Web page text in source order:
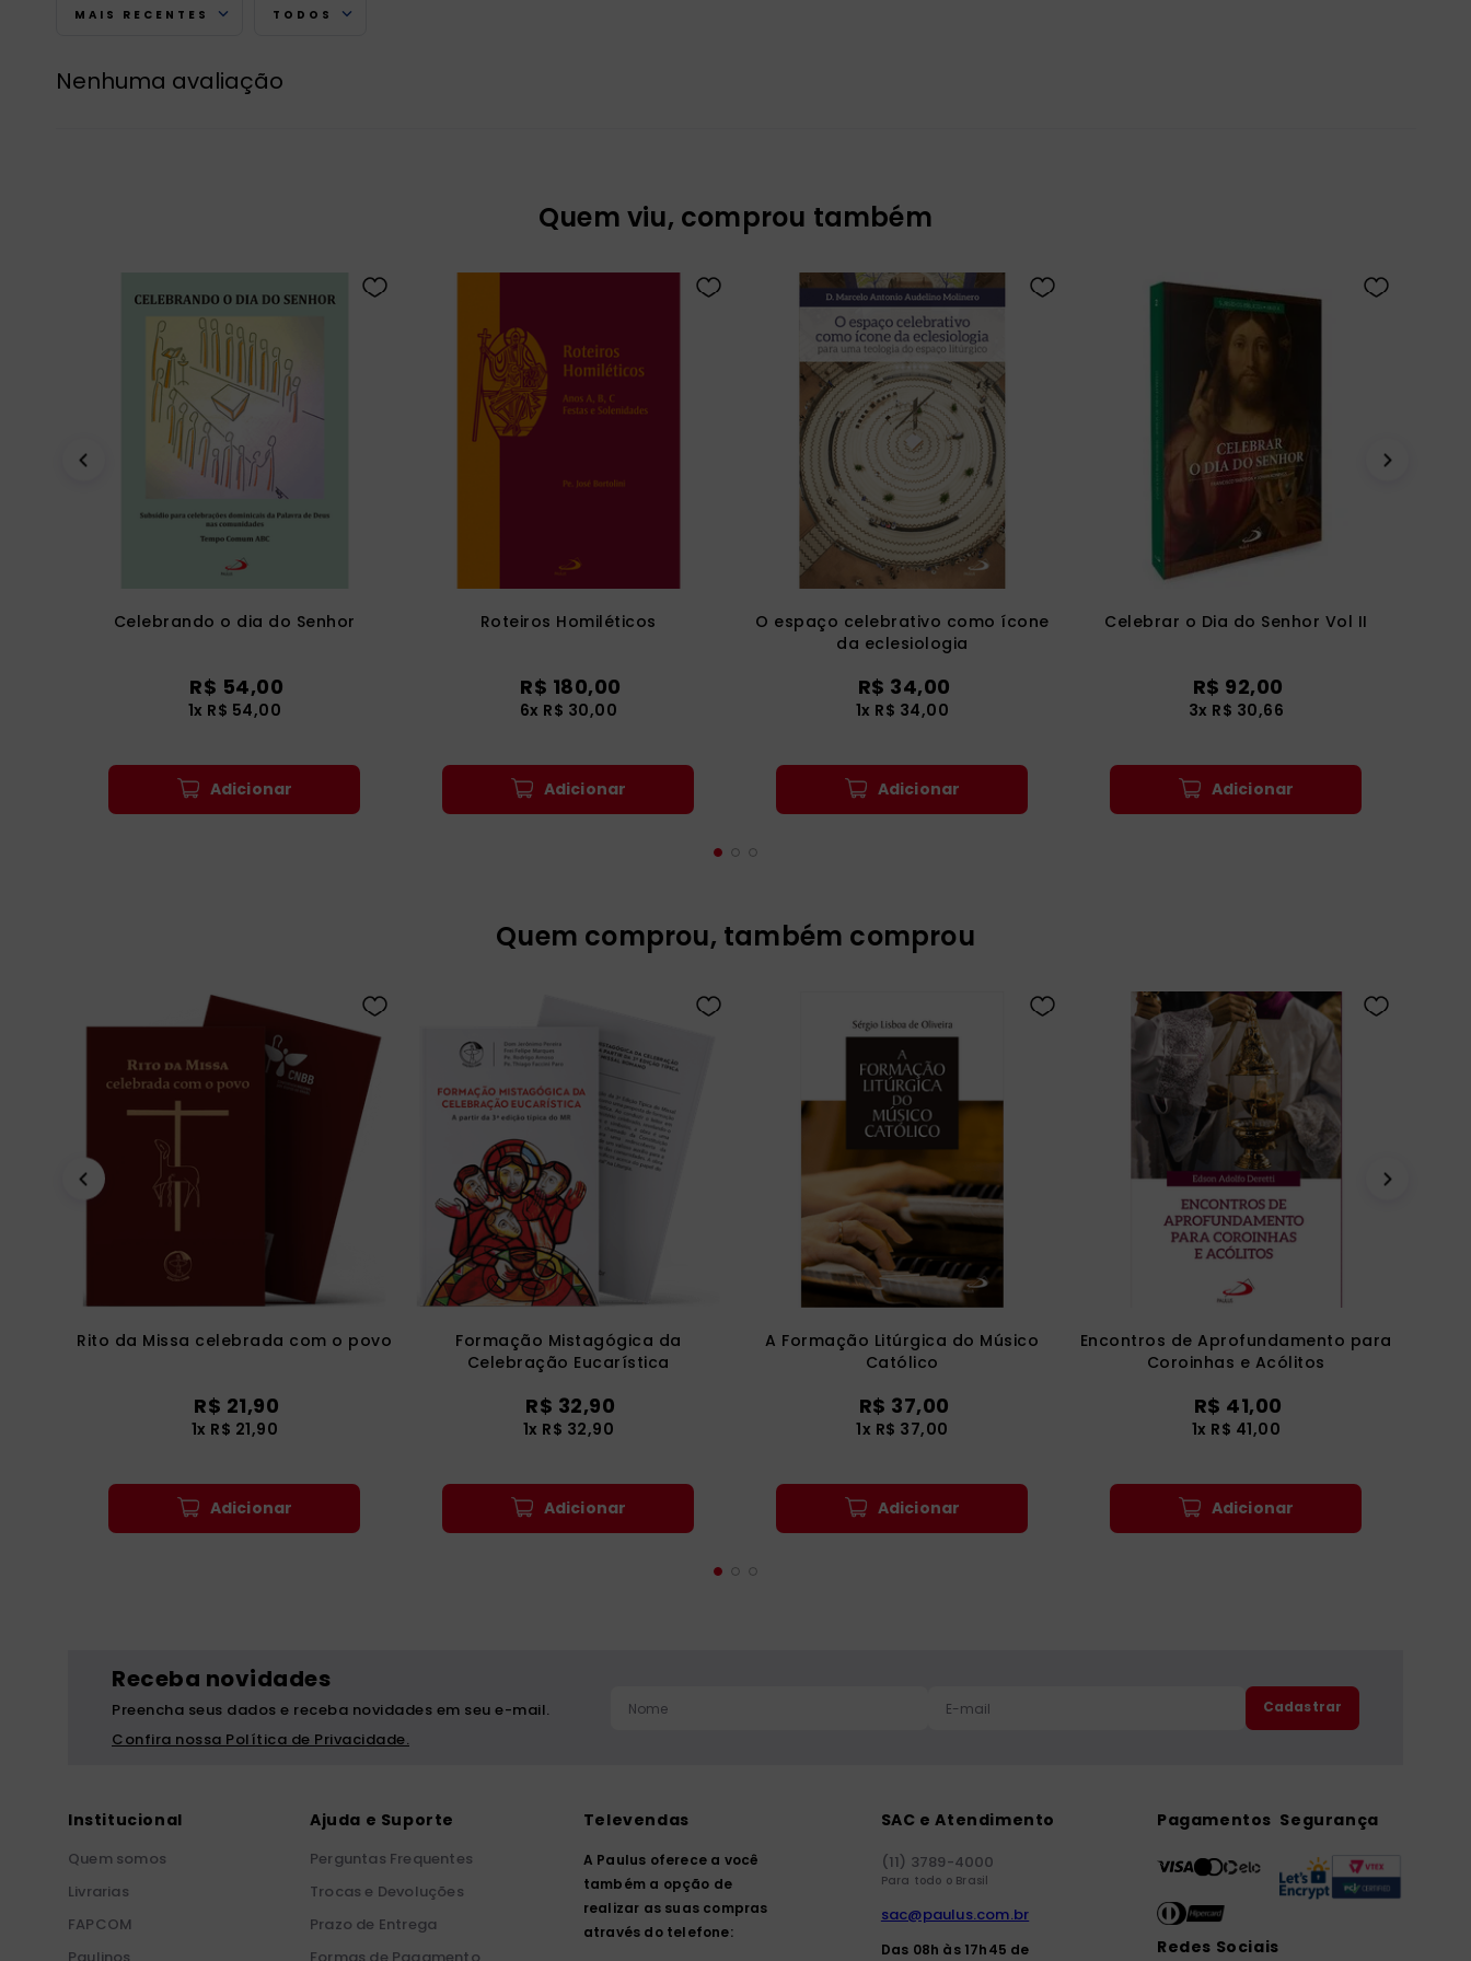
MAIS RECENTES TODOS
Nenhuma avaliação
Quem viu, comprou também
Celebrando o dia do Senhor
R$ 54,00
1x R$ 54,00
Adicionar
Roteiros Homiléticos
R$ 180,00
6x R$ 30,00
Adicionar
O espaço celebrativo como ícone
da eclesiologia
R$ 34,00
1x R$ 34,00
Adicionar
Celebrar o Dia do Senhor Vol II
R$ 92,00
3x R$ 30,66
Adicionar
Quem comprou, também comprou
Rito da Missa celebrada com o povo
R$ 21,90
1x R$ 21,90
Adicionar
Formação Mistagógica da
Celebração Eucarística
R$ 32,90
1x R$ 32,90
Adicionar
A Formação Litúrgica do Músico
Católico
R$ 37,00
1x R$ 37,00
Adicionar
Encontros de Aprofundamento para
Coroinhas e Acólitos
R$ 41,00
1x R$ 41,00
Adicionar
Receba novidades
Preencha seus dados e receba novidades em seu e-mail.
Confira nossa Política de Privacidade.
Cadastrar
Institucional
Quem somos
Livrarias
FAPCOM
Ajuda e Suporte
Perguntas Frequentes
Trocas e Devoluções
Prazo de Entrega
Televendas
A Paulus oferece a você
também a opção de
realizar as suas compras
através do telefone:
SAC e Atendimento
(11) 3789-4000
Para todo o Brasil
sac@paulus.com.br
Das 08h às 17h45 de
Pagamentos Segurança
Redes Sociais